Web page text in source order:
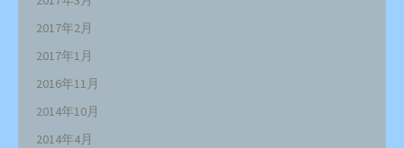
2017年2月
2017年1月
2016年11月
2014年10月
2014年4月